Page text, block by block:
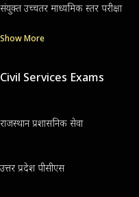
संयुक्त उच्चतर माध्यमिक स्तर परीक्षा
Show More
Civil Services Exams
राजस्थान प्रशासनिक सेवा
उत्तर प्रदेश पीसीएस